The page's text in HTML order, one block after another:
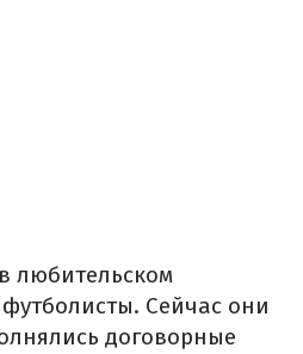
любительском
Сейчас они
договорные